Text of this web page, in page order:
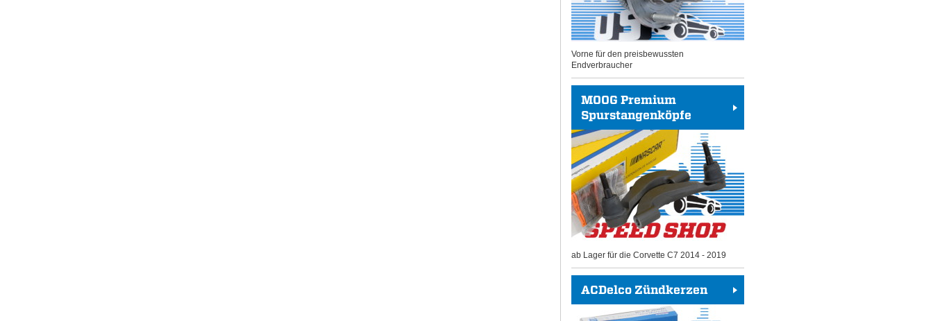
Vorne für den preisbewussten
Endverbraucher
MOOG Premium
Spurstangenköpfe
ab Lager für die Corvette C7 2014 - 2019
ACDelco Zündkerzen